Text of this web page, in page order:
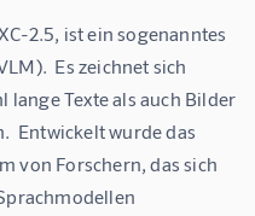
2.5, ist ein sogenanntes
Es zeichnet sich
lange Texte als auch Bilder
Entwickelt wurde das
von Forschern, das sich